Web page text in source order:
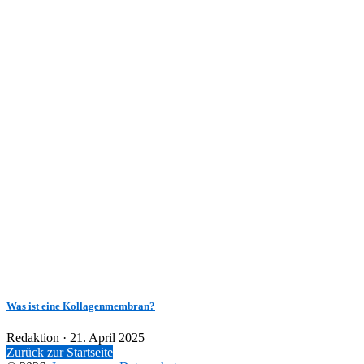
Was ist eine Kollagenmembran?
Redaktion · Veröffentlicht
am
21. April 2025
Zurück zur Startseite